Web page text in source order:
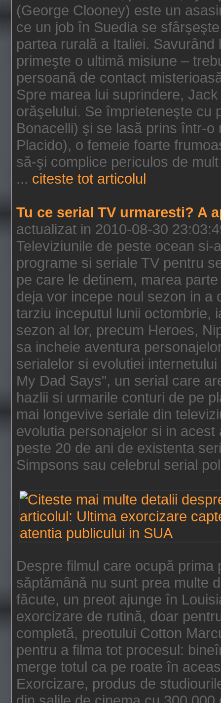
(George Clooney) este un
ce un job în Suedia se
partea rurală a Italiei.
primeşte o ultimă misiune –
persoană de contact
Spre marea lui suprindere,
orăşelului. Se împrieteneşte cu
Bonacelli) şi se lasă prins într-
Placido), o femeie foarte
să-şi complice periculos de
... citeste tot articolul
Tu ce serial TV urmaresti? A
actualizat in 2010-08-30
Televiziunile de peste ocean si-
programe si seriale TV pentru
pe care le detinem, marea
deja vor incepe noul sezon in a
tarziu inceputul lunii octombrie,
sezon al lor, precum Heroes,
sa incheie aventura
serialelor si evolutiei
My Dad Says", un serial care
hazlii si urmarile conturi de pe
mai longevive seriale din
evolutia personajelor si in
peste 20 de ani de existenta
Simpsons sau celebrul serial
Despre filmul care ocupă
săptămână nu sunt prea multe
făcute, un preot ajunge în
exorcizare de rutină, doar
completă, preotului Cotton
pentru a filma tot procesul:
merge totul ca pe roate în
Exorcizare, produs de